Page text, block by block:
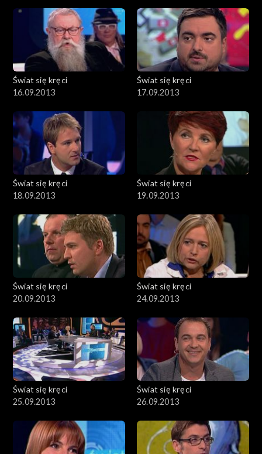
Świat się kręci
16.09.2013
Świat się kręci
17.09.2013
Świat się kręci
18.09.2013
Świat się kręci
19.09.2013
Świat się kręci
20.09.2013
Świat się kręci
24.09.2013
Świat się kręci
25.09.2013
Świat się kręci
26.09.2013